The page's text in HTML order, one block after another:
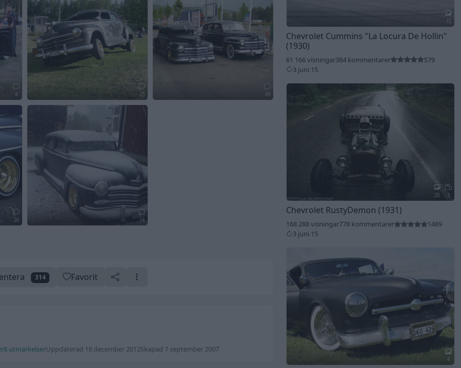
4 25 49
26 14
314 Favorit
8 utmärkelserUppdaterad 18 december 2012Skapad 7 september 2007
15
Chevrolet Cummins "La Locura De Hollin"
(1930)
61 166 visningar384 kommentarer
579
3 juni 15
20 3
Chevrolet RustyDemon (1931)
168 288 visningar778 kommentarer
1489
3 juni 15
4